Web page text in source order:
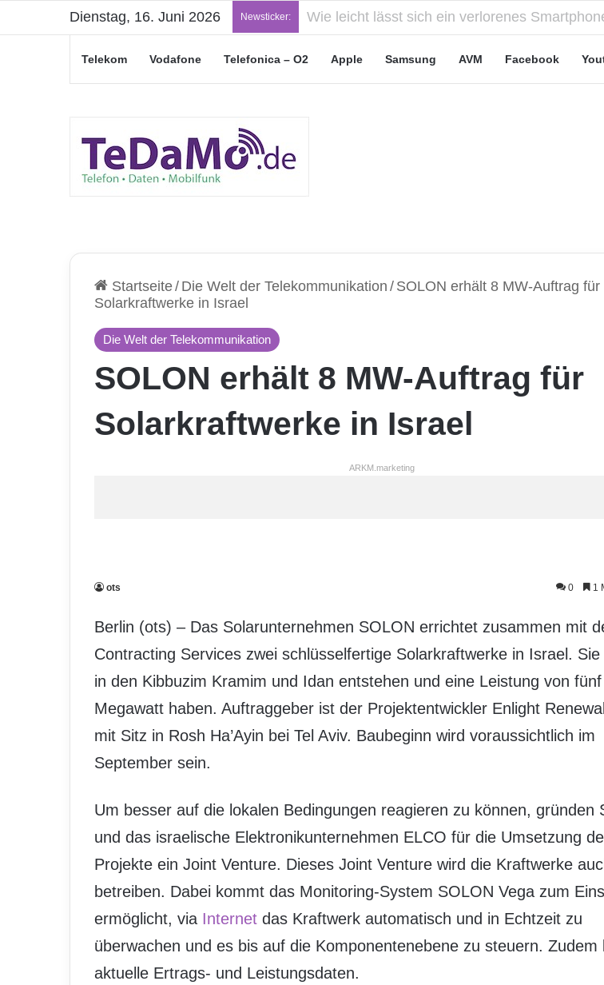
Dienstag, 16. Juni 2026 Newsticker: „Junge Leute“-Tarife: Marketing-Trick oder
Telekom Vodafone Telefonica – O2 Apple Samsung AVM Facebook
Startseite/ Die Welt der Telekommunikation / SOLON erhält 8 MW-Auftrag für
Solarkraftwerke in Israel
Die Welt der Telekommunikation
SOLON erhält 8 MW-Auftrag für
Solarkraftwerke in Israel
ARKM.marketing
ots 0 1
Berlin (ots) – Das Solarunternehmen SOLON errichtet zusammen mit
Contracting Services zwei schlüsselfertige Solarkraftwerke in Israel. Sie
in den Kibbuzim Kramim und Idan entstehen und eine Leistung von
Megawatt haben. Auftraggeber ist der Projektentwickler Enlight
mit Sitz in Rosh Ha’Ayin bei Tel Aviv. Baubeginn wird voraussichtlich im
September sein.
Um besser auf die lokalen Bedingungen reagieren zu können, gründen
und das israelische Elektronikunternehmen ELCO für die Umsetzung
Projekte ein Joint Venture. Dieses Joint Venture wird die Kraftwerke
betreiben. Dabei kommt das Monitoring-System SOLON Vega zum
ermöglicht, via Internet das Kraftwerk automatisch und in Echtzeit zu
überwachen und es bis auf die Komponentenebene zu steuern. Zudem
aktuelle Ertrags- und Leistungsdaten.